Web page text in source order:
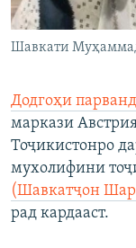
Шавкати
Додгоҳи
маркази
Тоҷикистонро
мухолифини
(Шавкатҷон
рад кардааст.